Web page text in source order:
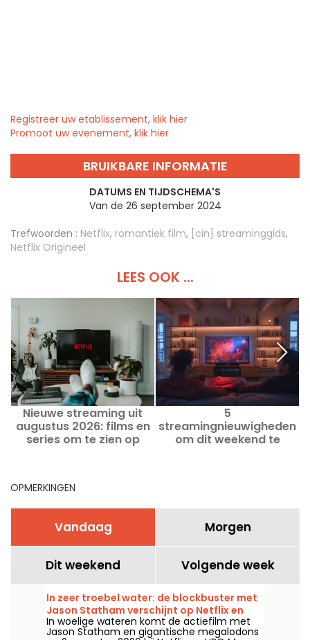
Registreer uw etablissement, klik hier
Promoot uw evenement, klik hier
BRUIKBARE INFORMATIE
DATUMS EN TIJDSCHEMA'S
Van de 26 september 2024
Trefwoorden : Netflix, romantiek film, [cin] streaminggids,
Netflix Origineel
LEES OOK ...
Nieuwe streaming uit
augustus 2026: films en
series om te zien op
5
streamingnieuwigheden
om dit weekend te
OPMERKINGEN
Vandaag Morgen
Dit weekend Volgende week
In zeer troebel water: de blockbuster met
Jason Statham verschijnt op Netflix en
HBO Max
In woelige wateren komt de actiefilm met
Jason Statham en gigantische megalodons